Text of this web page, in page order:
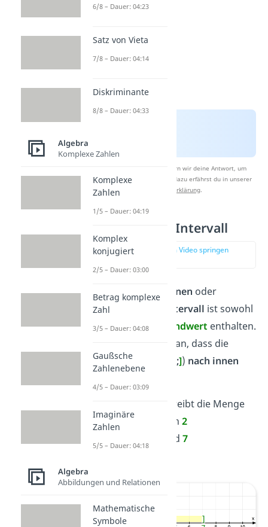
Nach Beantwortung speichern wir deine Antwort, um
Studyflix zu verbessern. Mehr dazu erfährst du in unserer
Datenschutzerklärung.
Geschlossenes Intervall
zur Stelle im Video springen
In einem geschlossenen oder
abgeschlossenen Intervall ist sowohl
derStart-als auch Endwert enthalten.
Das erkennst du daran, dass die
eckigen Klammern (
[;]) nach innen
beschreibt die Menge
aller Zahlen zwischen2
und 7
6/8 – Dauer: 04:23
Satz von Vieta
7/8 – Dauer: 04:14
Diskriminante
8/8 – Dauer: 04:33
Algebra
Komplexe Zahlen
Komplexe
Zahlen
1/5 – Dauer: 04:19
Komplex
konjugiert
2/5 – Dauer: 03:00
Betrag komplexe
Zahl
3/5 – Dauer: 04:08
Gaußsche
Zahlenebene
4/5 – Dauer: 03:09
Imaginäre
Zahlen
5/5 – Dauer: 04:18
Algebra
Abbildungen und Relationen
Mathematische
Symbole